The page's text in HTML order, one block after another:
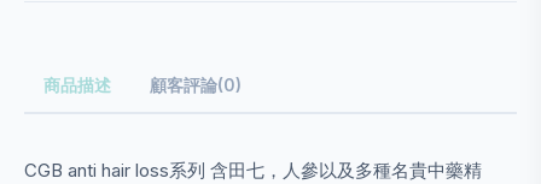
商品描述 顧客評論(0)
CGB anti hair loss系列 含田七，人參以及多種名貴中藥精